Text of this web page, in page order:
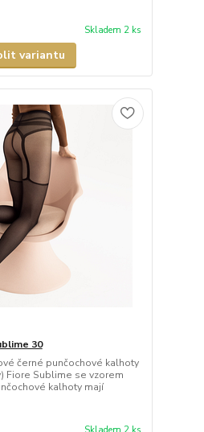
Skladem 2 ks
variantu
30
černé punčochové kalhoty
Fiore Sublime se vzorem
kalhoty mají